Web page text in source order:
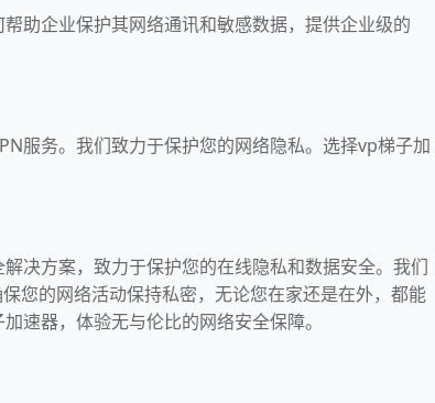
助企业保护其网络通讯和敏感数据，提供企业级的
服务。我们致力于保护您的网络隐私。选择vp梯子加
决方案，致力于保护您的在线隐私和数据安全。我们
您的网络活动保持私密，无论您在家还是在外，都能
速器，体验无与伦比的网络安全保障。